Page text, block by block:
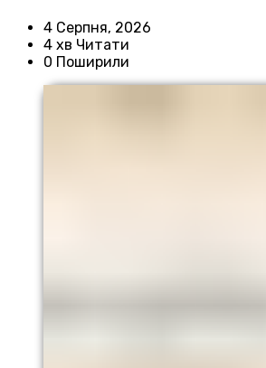
4 Серпня, 2026
4 хв Читати
0 Поширили